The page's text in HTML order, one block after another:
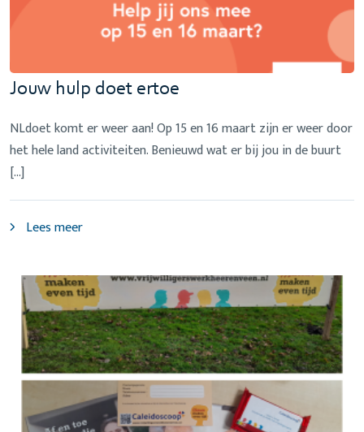
Jouw hulp doet ertoe
NLdoet komt er weer aan! Op 15 en 16 maart zijn er weer door
het hele land activiteiten. Benieuwd wat er bij jou in de buurt
[…]
Lees meer